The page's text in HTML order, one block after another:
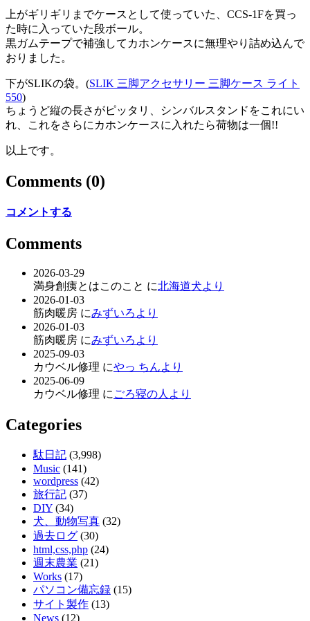
上がギリギリまでケースとして使っていた、CCS-1Fを買っ
た時に入っていた段ボール。
黒ガムテープで補強してカホンケースに無理やり詰め込んで
おりました。
下がSLIKの袋。(SLIK 三脚アクセサリー 三脚ケース ライト
550)
ちょうど縦の長さがピッタリ、シンバルスタンドをこれにい
れ、これをさらにカホンケースに入れたら荷物は一個!!
以上です。
Comments (0)
コメントする
Comments
2026-03-29
満身創痍とはこのこと に北海道犬より
2026-01-03
筋肉暖房 にみずいろより
2026-01-03
筋肉暖房 にみずいろより
2025-09-03
カウベル修理 にやっ ちんより
2025-06-09
カウベル修理 に ごろ寝の人より
Categories
駄日記 (3,998)
Music (141)
wordpress (42)
旅行記 (37)
DIY (34)
犬、動物写真 (32)
過去ログ (30)
html,css,php (24)
週末農業 (21)
Works (17)
パソコン備忘録 (15)
サイト製作 (13)
News (12)